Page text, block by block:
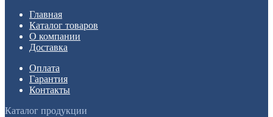
Главная
Каталог товаров
О компании
Доставка
Оплата
Гарантия
Контакты
Каталог продукции